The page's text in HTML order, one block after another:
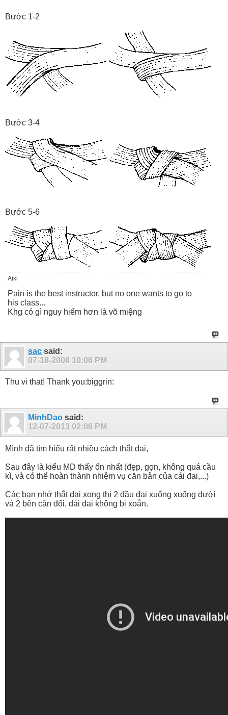
Bước 1-2
Bước 3-4
Bước 5-6
Aiki
Pain is the best instructor, but no one wants to go to
his class...
Khg có gì nguy hiểm hơn là võ miệng
sac said:
07-18-2008 10:06 PM
Thu vi that! Thank you:biggrin:
MinhDao said:
12-07-2013 02:06 PM
Mình đã tìm hiểu rất nhiều cách thắt đai,
Sau đây là kiểu MD thấy ổn nhất (đẹp, gọn, không quá cầu
kì, và có thể hoàn thành nhiệm vụ căn bản của cái đai,...)
Các bạn nhớ thắt đai xong thì 2 đầu đai xuống xuống dưới
và 2 bên cân đối, dải đai không bị xoắn.